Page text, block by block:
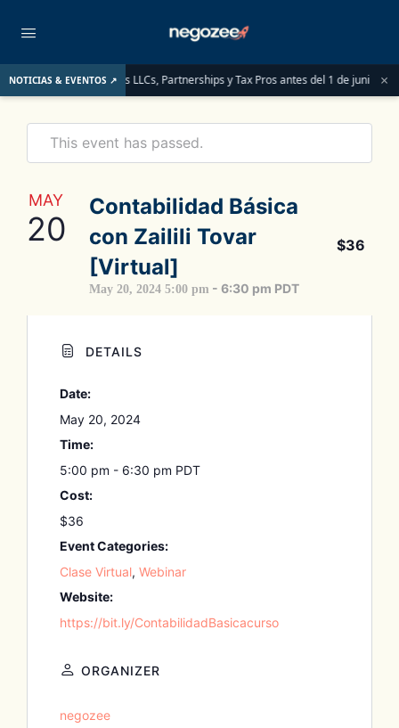
NOTICIAS & EVENTOS ↗
deben saber las LLCs, Partnerships y Tax Pros antes del 1 de junio de 2026
×
This event has passed.
MAY
20
Contabilidad Básica
con Zailili Tovar
[Virtual]
May 20, 2024 5:00 pm - 6:30 pm PDT
$36
DETAILS
Date:
May 20, 2024
Time:
5:00 pm - 6:30 pm PDT
Cost:
$36
Event Categories:
Clase Virtual, Webinar
Website:
https://bit.ly/ContabilidadBasicacurso
ORGANIZER
negozee